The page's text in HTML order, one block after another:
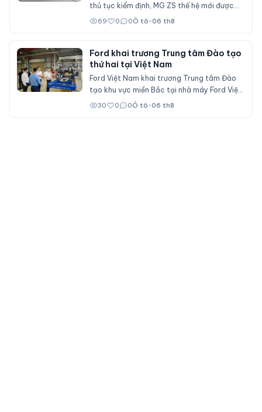
thủ tục kiểm định, MG ZS thế hệ mới được
cho là sẽ sớm mở bán tại Việt Nam với nhiều
trực tiếp Mitsubishi Xforce, Kia Seltos và
Honda HR-V.
69 0 0Ô tô•06 th8
Ford khai trương Trung tâm Đào tạo
thứ hai tại Việt Nam
Ford Việt Nam khai trương Trung tâm Đào
tạo khu vực miền Bắc tại nhà máy Ford Việt
Nam (Hải Phòng), đóng vai trò đào tạo cho
30 0 0Ô tô•06 th8